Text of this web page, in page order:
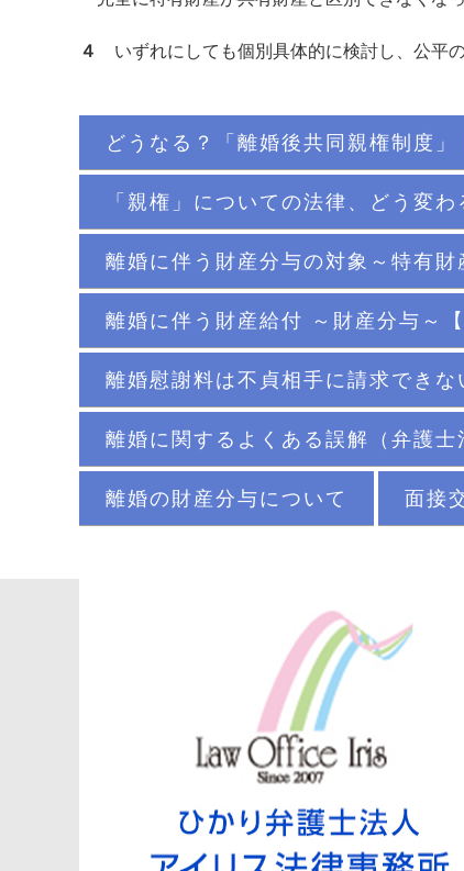
４ いずれにしても個別具体的に検討し、公平
どうなる？「離婚後共同親権制度
「親権」についての法律、どう変
離婚に伴う財産分与の対象～特有
離婚に伴う財産給付 ～財産分与～
離婚慰謝料は不貞相手に請求でき
離婚に関するよくある誤解（弁護士
離婚の財産分与について 面接